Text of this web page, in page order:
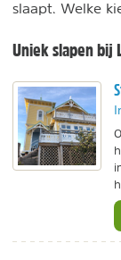
slaapt. Welke
Uniek slapen bij